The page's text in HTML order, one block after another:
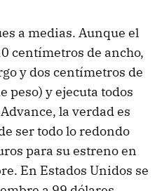
a medias. Aunque el
centímetros de ancho,
y dos centímetros de
peso) y ejecuta todos
la verdad es
ser todo lo redondo
para su estreno en
En Estados Unidos se